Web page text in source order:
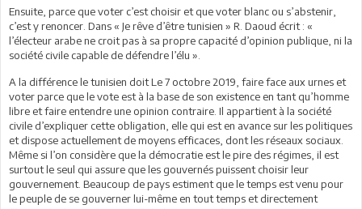
Ensuite, parce que voter c’est choisir et que voter blanc ou s’abstenir,
c’est y renoncer. Dans « Je rêve d’être tunisien » R. Daoud écrit : «
l’électeur arabe ne croit pas à sa propre capacité d’opinion publique, ni la
société civile capable de défendre l’élu ».
A la différence le tunisien doit Le 7 octobre 2019, faire face aux urnes et
voter parce que le vote est à la base de son existence en tant qu’homme
libre et faire entendre une opinion contraire. Il appartient à la société
civile d’expliquer cette obligation, elle qui est en avance sur les politiques
et dispose actuellement de moyens efficaces, dont les réseaux sociaux.
Même si l’on considère que la démocratie est le pire des régimes, il est
surtout le seul qui assure que les gouvernés puissent choisir leur
gouvernement. Beaucoup de pays estiment que le temps est venu pour
le peuple de se gouverner lui-même en tout temps et directement